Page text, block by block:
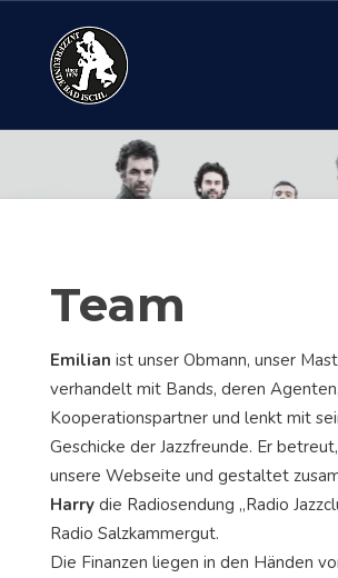
Team
Emilian ist unser Obmann, unser
verhandelt mit Bands, deren
Kooperationspartner und lenkt mit
Geschicke der Jazzfreunde. Er
unsere Webseite und gestaltet
Harry die Radiosendung „Radio
Radio Salzkammergut.
Die Finanzen liegen in den Händen